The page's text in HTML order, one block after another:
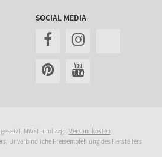
SOCIAL MEDIA
MwSt. und zzgl. Versandkosten
Unverbindliche Preisempfehlung des Herstellers